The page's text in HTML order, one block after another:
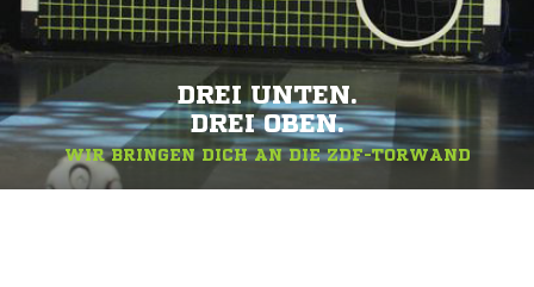
DREI UNTEN.
DREI OBEN.
WIR BRINGEN DICH AN DIE ZDF-TORWAND